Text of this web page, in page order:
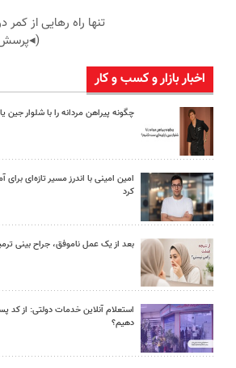
تنها راه رهایی از کمر
اخبار بازار و کسب و کار
چگونه پیراهن مردانه را با شلوار
امین امینی با اندرز مسیر تازه‌ای
کرد
بعد از یک عمل ناموفق، جراح بینی
استعلام آنلاین خدمات دولتی: از کد
دهیم؟